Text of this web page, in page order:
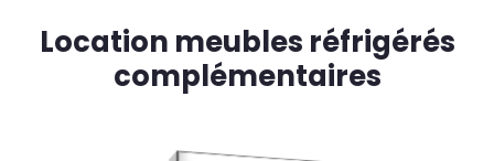
Location meubles réfrigérés
complémentaires